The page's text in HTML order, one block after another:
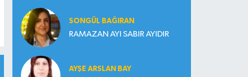
SONGÜL BAĞIRAN
RAMAZAN AYI SABIR AYIDIR
AYŞE ARSLAN BAY